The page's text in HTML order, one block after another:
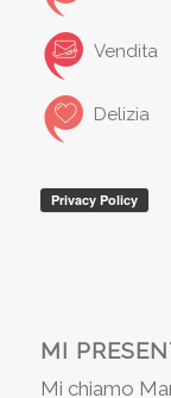
Vendita
Delizia
MI
Mi chiamo